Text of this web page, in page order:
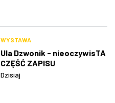
WYSTAWA
Ula Dzwonik - nieoczywisTA
CZĘŚĆ ZAPISU
Dzisiaj